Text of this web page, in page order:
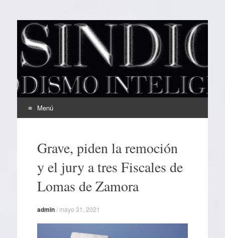
EL SINDICAL
Periodismo Inteligente
Menú
contenidoGrave, piden la remoción
y el jury a tres Fiscales de
Lomas de Zamora
admin/ mayo 31, 2021